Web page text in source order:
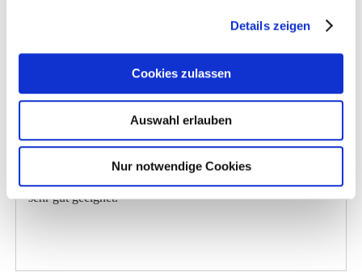
Details zeigen
Cookies zulassen
Auswahl erlauben
Nur notwendige Cookies
Krippenfutterersatz und muss in größeren Mengen
Nährstoffe wirksam werden, was besonders in
gefüttert werden kann. Für diese Fälle ist Equimeb Hepa
sehr gut geeignet.